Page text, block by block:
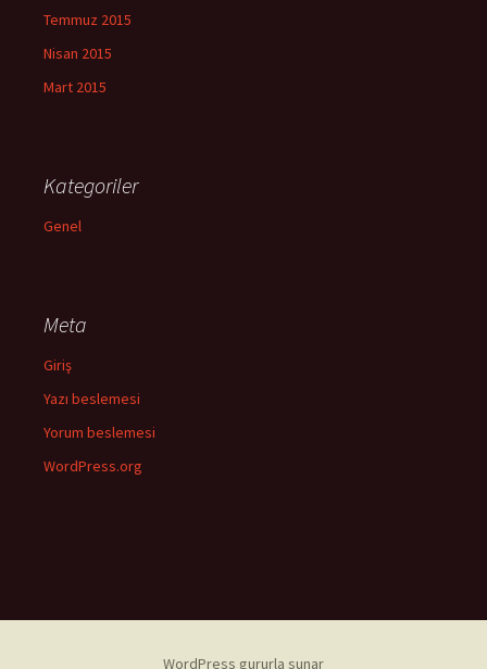
Temmuz 2015
Nisan 2015
Mart 2015
Kategoriler
Genel
Meta
Giriş
Yazı beslemesi
Yorum beslemesi
WordPress.org
WordPress gururla sunar